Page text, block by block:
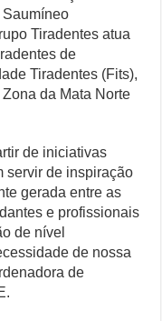
Saumíneo
Tiradentes atua
de
Tiradentes (Fits),
da Mata Norte
de iniciativas
servir de inspiração
gerada entre as
e profissionais
de nível
de nossa
de